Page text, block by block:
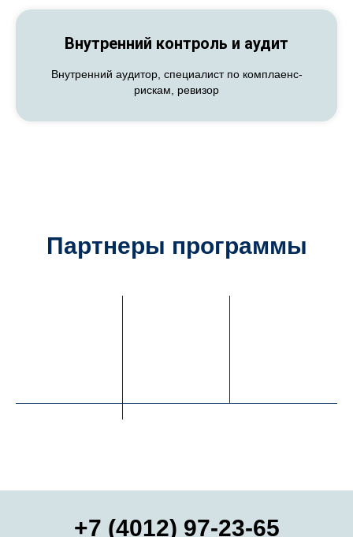
Внутренний контроль и аудит
Внутренний аудитор, специалист по комплаенс-
рискам, ревизор
Партнеры программы
+7 (4012) 97-23-65